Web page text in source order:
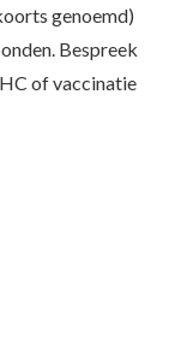
genoemd)
Bespreek
of vaccinatie